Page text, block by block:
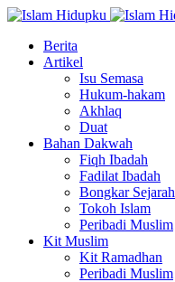
Berita
Artikel
Isu Semasa
Hukum-hakam
Akhlaq
Duat
Bahan Dakwah
Fiqh Ibadah
Fadilat Ibadah
Bongkar Sejarah
Tokoh Islam
Peribadi Muslim
Kit Muslim
Kit Ramadhan
Peribadi Muslim